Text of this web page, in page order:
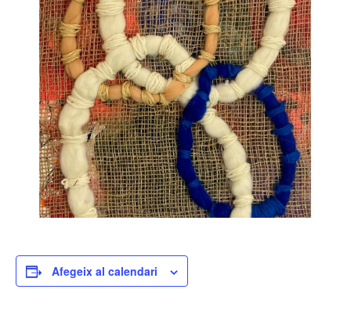
Afegeix al calendari